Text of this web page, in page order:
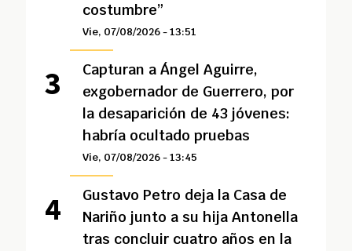
costumbre”
Vie, 07/08/2026 - 13:51
Capturan a Ángel Aguirre,
exgobernador de Guerrero, por
la desaparición de 43 jóvenes:
habría ocultado pruebas
Vie, 07/08/2026 - 13:45
Gustavo Petro deja la Casa de
Nariño junto a su hija Antonella
tras concluir cuatro años en la